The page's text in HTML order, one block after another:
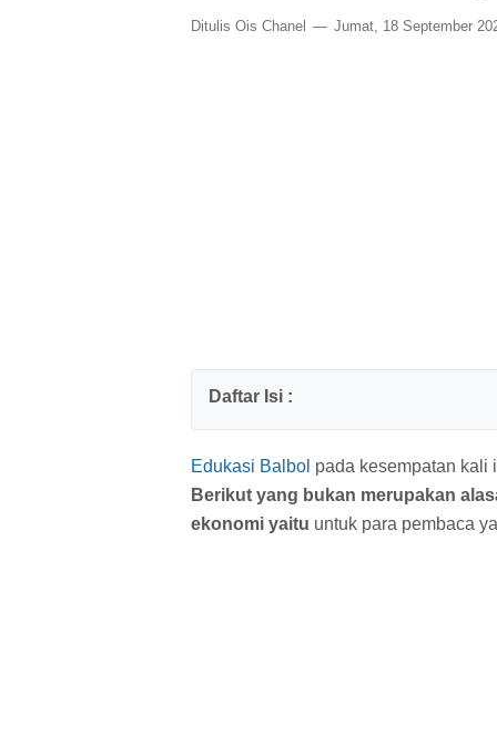
Ditulis Ois Chanel Jumat, 18 September
Edukasi Balbol pada kesempatan kali
Berikut yang bukan merupakan
ekonomi yaitu untuk para pembaca